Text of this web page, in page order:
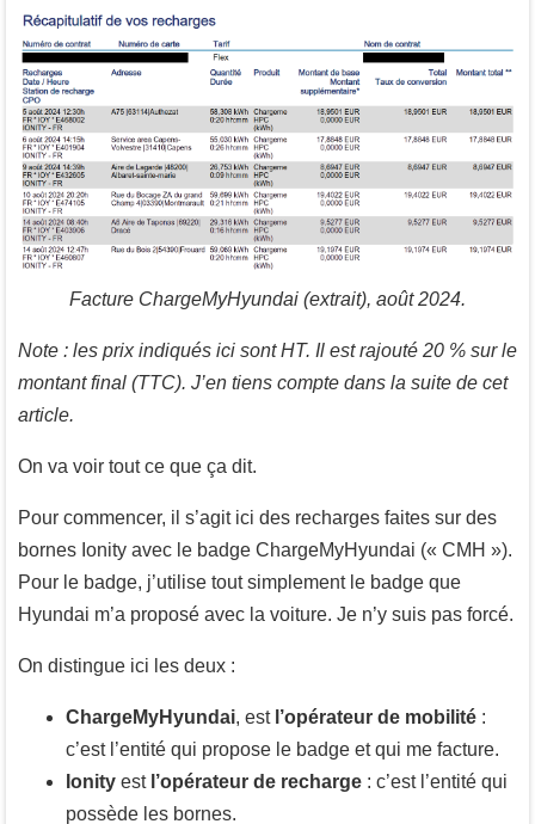
Facture ChargeMyHyundai (extrait), août 2024.
Note : les prix indiqués ici sont HT. Il est rajouté 20 % sur le
montant final (TTC). J’en tiens compte dans la suite de cet
article.
On va voir tout ce que ça dit.
Pour commencer, il s’agit ici des recharges faites sur des
bornes Ionity avec le badge ChargeMyHyundai (« CMH »).
Pour le badge, j’utilise tout simplement le badge que
Hyundai m’a proposé avec la voiture. Je n’y suis pas forcé.
On distingue ici les deux :
ChargeMyHyundai, est l’opérateur de mobilité :
c’est l’entité qui propose le badge et qui me facture.
Ionity est l’opérateur de recharge : c’est l’entité qui
possède les bornes.